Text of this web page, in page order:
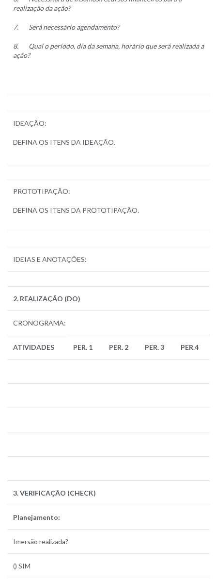
realização da ação?
7. Será necessário agendamento?
8. Qual o período, dia da semana, horário que será realizada a
ação?
IDEAÇÃO:
DEFINA OS ITENS DA IDEAÇÃO.
PROTOTIPAÇÃO:
DEFINA OS ITENS DA PROTOTIPAÇÃO.
IDEIAS E ANOTAÇÕES:
2. REALIZAÇÃO (DO)
CRONOGRAMA:
ATIVIDADES PER. 1 PER. 2 PER. 3 PER.4
3. VERIFICAÇÃO (CHECK)
Planejamento:
Imersão realizada?
() SIM